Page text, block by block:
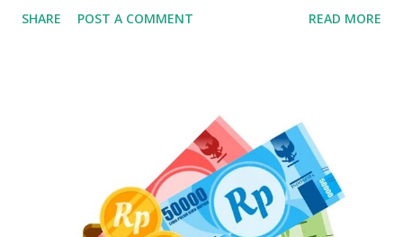
utama kalau kerja di dunia pelayanan pelanggan. Gak Bisa
bikin pelanggan frustasi. Nah, biar gak ketinggalan dan
ditinggal recruiter, yuk simak cara belajar touch typing
yang cepat, gratis, dan 100% bisa dilakukan siapa aja—even
yang gaptek sekalipun. Kenapa Skill Mengetik Itu Penting
Buat CS dan Job Online Lainnya? Di dunia kerja digital
SHARE POST A COMMENT READ MORE